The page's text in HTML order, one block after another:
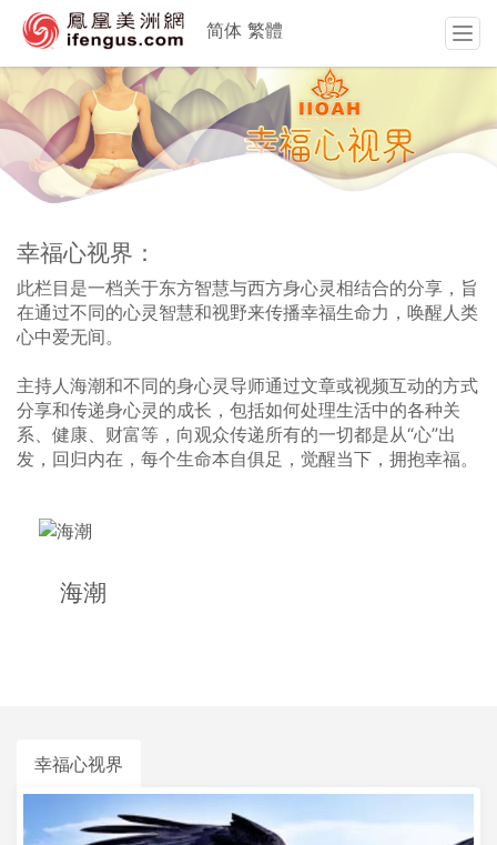
幸福心视界：
此栏目是一档关于东方智慧与西方身心灵相结合的分享，旨
在通过不同的心灵智慧和视野来传播幸福生命力，唤醒人类
心中爱无间。
主持人海潮和不同的身心灵导师通过文章或视频互动的方式
分享和传递身心灵的成长，包括如何处理生活中的各种关
系、健康、财富等，向观众传递所有的一切都是从“心”出
发，回归内在，每个生命本自俱足，觉醒当下，拥抱幸福。
海潮
幸福心视界
简体 繁體
T
o
l
e
a
o
n